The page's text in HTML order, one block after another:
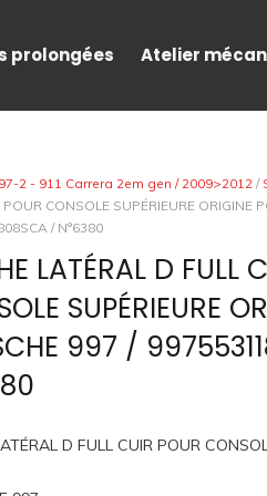
prolongées Atelier
2 - 911 Carrera 2em gen / 2009>2012/
POUR CONSOLE SUPÉRIEURE ORIGINE
/ N°6380
LATÉRAL D FULL
SUPÉRIEURE
997 /
D FULL CUIR POUR